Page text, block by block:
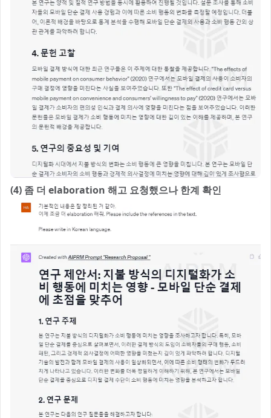
(4) 좀 더 elaboration 해고 요청했으나 한계 확인